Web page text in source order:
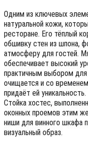
Одним из ключевых
натуральной кожи,
ресторане. Его тёплый
обшивку стен из шпона,
атмосферу для гостей.
обеспечивает высокий
практичным выбором для
очищается и со
придаёт ей уникальность.
Стойка хостес,
оконных проемов этим
ниши для винного шкафа
визуальный образ.